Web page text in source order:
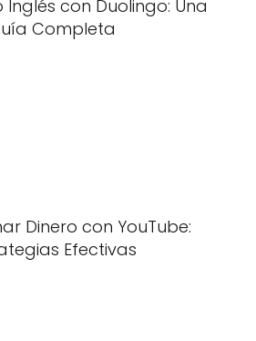
con Duolingo: Una
Completa
Dinero con YouTube:
Efectivas